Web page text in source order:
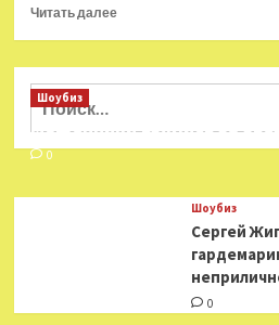
Читать далееПрочитать
Бюджет
большая
луна»
более
Найти:
Шоубиз
Мошенники взялись за
0
Шоубиз
Сергей
0